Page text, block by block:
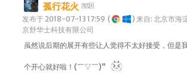
孤行花火
发布于 2018-07-13 17:59 ( ) 来自: 北京市海
京舒华士科技有限公司
虽然说后期的展开有些让人觉得不太好接受，但是
个开心就好啦！(￣▽￣)”